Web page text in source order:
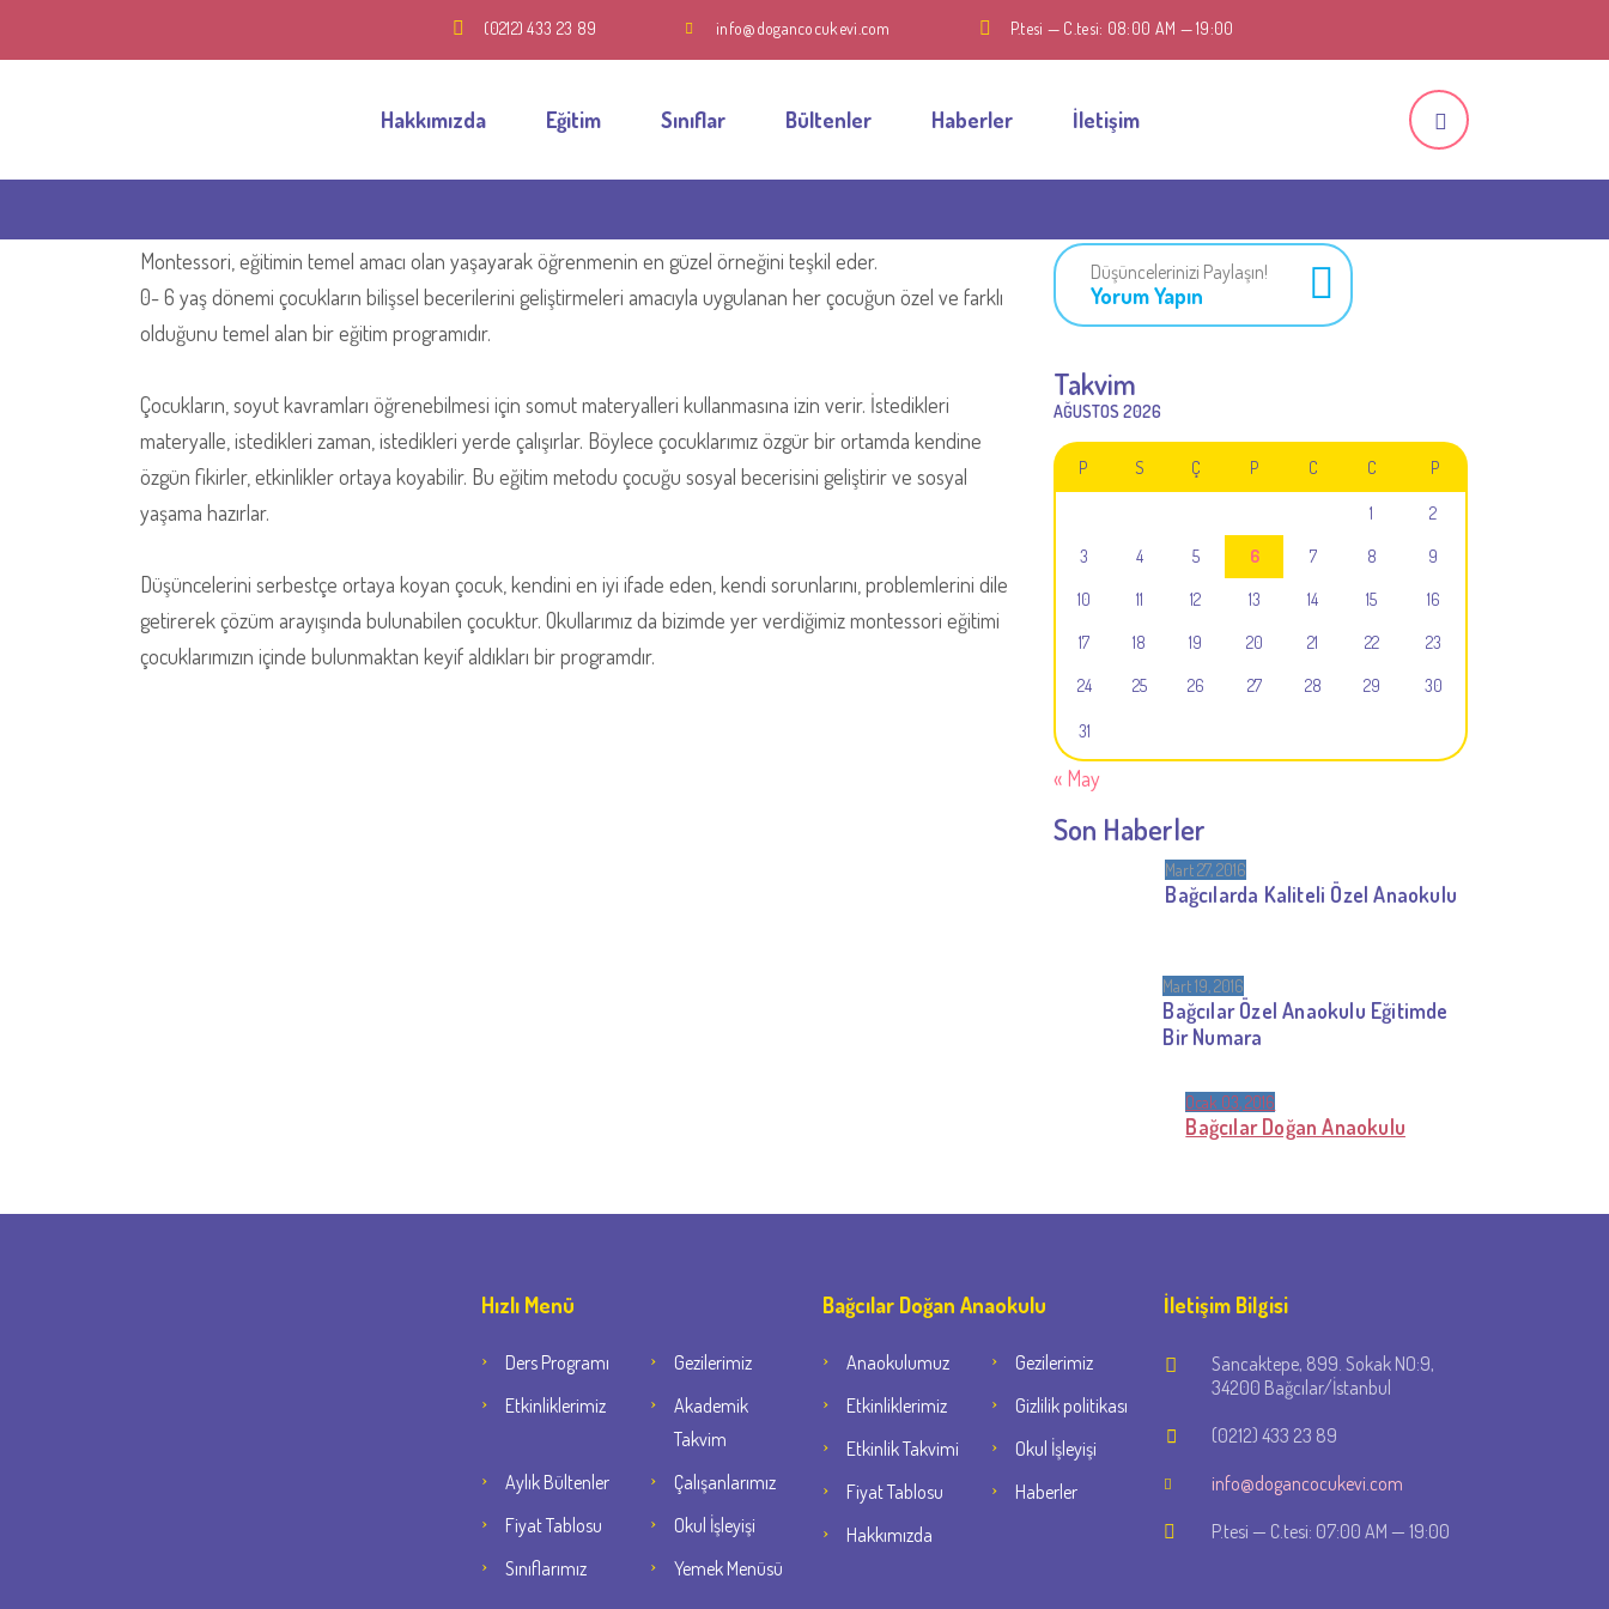
(0212) 433 23 89 info@dogancocukevi.com P.tesi — C.tesi: 08:00 AM — 19:00
Hakkımızda Eğitim Sınıflar Bültenler Haberler İletişim
Montessori, eğitimin temel amacı olan yaşayarak öğrenmenin en güzel örneğini teşkil eder.
0- 6 yaş dönemi çocukların bilişsel becerilerini geliştirmeleri amacıyla uygulanan her çocuğun özel ve farklı
olduğunu temel alan bir eğitim programıdır.
Çocukların, soyut kavramları öğrenebilmesi için somut materyalleri kullanmasına izin verir. İstedikleri
materyalle, istedikleri zaman, istedikleri yerde çalışırlar. Böylece çocuklarımız özgür bir ortamda kendine
özgün fikirler, etkinlikler ortaya koyabilir. Bu eğitim metodu çocuğu sosyal becerisini geliştirir ve sosyal
yaşama hazırlar.
Düşüncelerini serbestçe ortaya koyan çocuk, kendini en iyi ifade eden, kendi sorunlarını, problemlerini dile
getirerek çözüm arayışında bulunabilen çocuktur. Okullarımız da bizimde yer verdiğimiz montessori eğitimi
çocuklarımızın içinde bulunmaktan keyif aldıkları bir programdır.
Düşüncelerinizi Paylaşın!
Yorum Yapın
Takvim
AĞUSTOS 2026
P S Ç P C C P
1 2
3 4 5 6 7 8 9
10 11 12 13 14 15 16
17 18 19 20 21 22 23
24 25 26 27 28 29 30
31
« May
Son Haberler
Mart 27, 2016
Bağcılarda Kaliteli Özel Anaokulu
Mart 19, 2016
Bağcılar Özel Anaokulu Eğitimde
Bir Numara
Ocak 03, 2016
Bağcılar Doğan Anaokulu
Hızlı Menü
Ders Programı
Gezilerimiz
Etkinliklerimiz
Akademik
Takvim
Aylık Bültenler
Çalışanlarımız
Fiyat Tablosu
Okul İşleyişi
Sınıflarımız
Yemek Menüsü
Bağcılar Doğan Anaokulu
Anaokulumuz
Gezilerimiz
Etkinliklerimiz
Gizlilik politikası
Etkinlik Takvimi
Okul İşleyişi
Fiyat Tablosu
Haberler
Hakkımızda
İletişim Bilgisi
Sancaktepe, 899. Sokak NO:9,
34200 Bağcılar/İstanbul
(0212) 433 23 89
info@dogancocukevi.com
P.tesi — C.tesi: 07:00 AM — 19:00